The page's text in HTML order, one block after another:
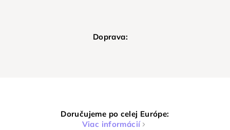
Doprava:
Doručujeme po celej Európe:
Viac informácií